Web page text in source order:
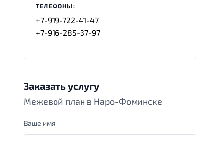
ТЕЛЕФОНЫ:
+7-919-722-41-47
+7-916-285-37-97
Заказать услугу
Межевой план в Наро-Фоминске
Ваше имя